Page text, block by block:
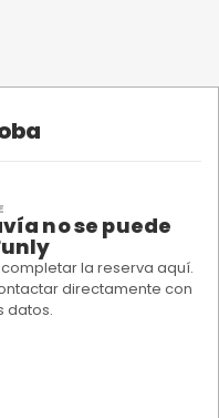
no se puede
la reserva aquí.
directamente con
datos.